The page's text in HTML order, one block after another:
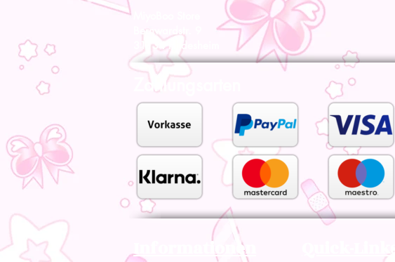
Bernwardstr. 9
31134 Hildesheim
Zahlungsarten
Informationen Quick-